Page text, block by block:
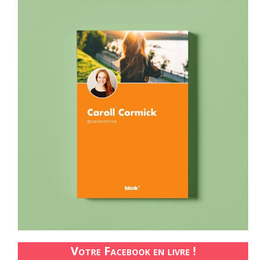
Votre Facebook en livre !